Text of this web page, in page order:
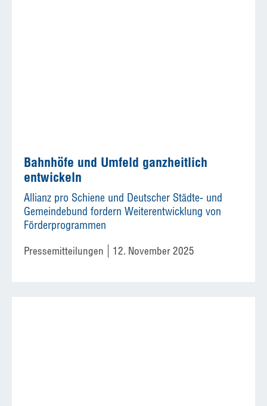
Bahnhöfe und Umfeld ganzheitlich
entwickeln
Allianz pro Schiene und Deutscher Städte- und
Gemeindebund fordern Weiterentwicklung von
Förderprogrammen
Pressemitteilungen 12. November 2025